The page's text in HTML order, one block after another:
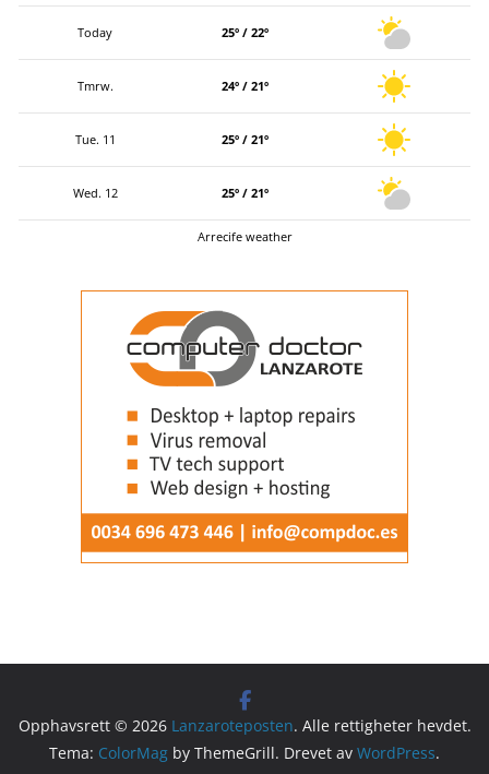
Today 25º / 22º
Tmrw. 24º / 21º
Tue. 11 25º / 21º
Wed. 12 25º / 21º
Arrecife weather
Opphavsrett © 2026 Lanzaroteposten. Alle rettigheter hevdet.
Tema: ColorMag by ThemeGrill. Drevet av WordPress.